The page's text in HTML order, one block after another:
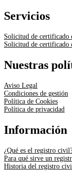
Servicios
Solicitud de certificado
Solicitud de certificado
Nuestras
Aviso Legal
Condiciones de gestión
Política de Cookies
Política de privacidad
Información
¿Qué es el registro
Para qué sirve un
Historia del registro